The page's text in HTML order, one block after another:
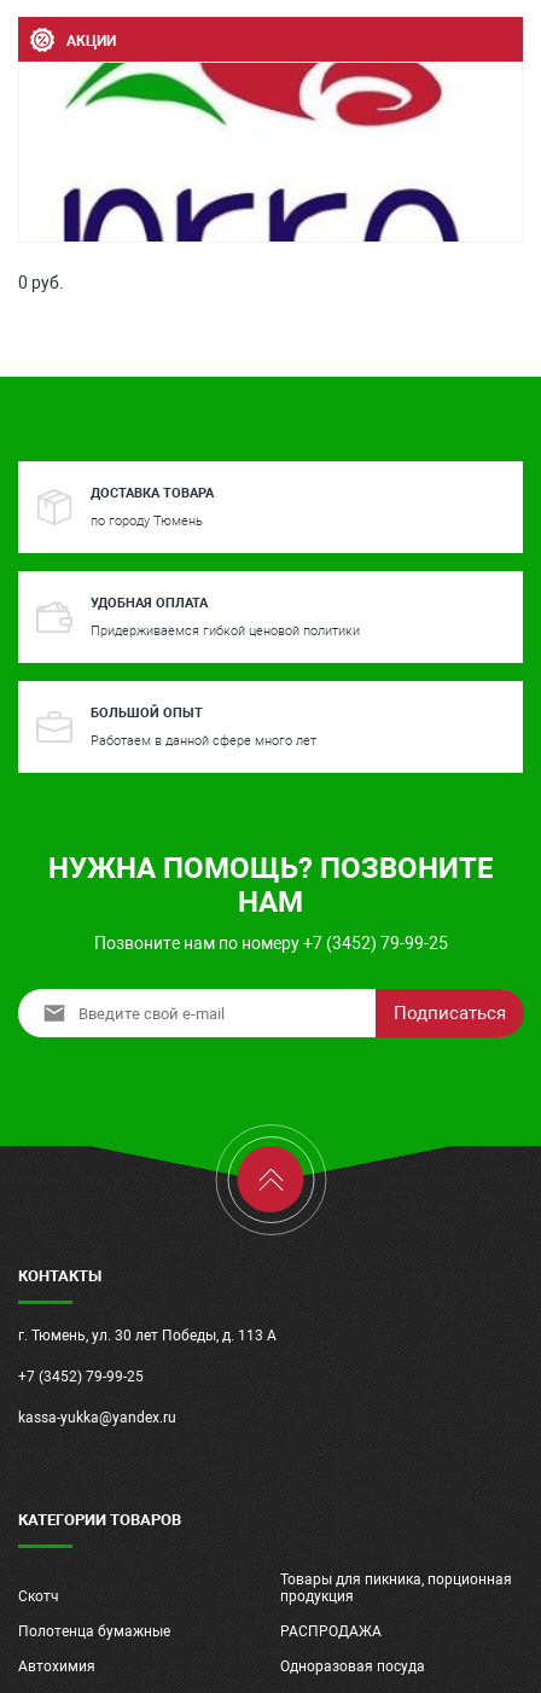
АКЦИИ
0 руб.
ДОСТАВКА ТОВАРА
по городу Тюмень
УДОБНАЯ ОПЛАТА
Придерживаемся гибкой ценовой политики
БОЛЬШОЙ ОПЫТ
Работаем в данной сфере много лет
НУЖНА ПОМОЩЬ? ПОЗВОНИТЕ
НАМ
Позвоните нам по номеру +7 (3452) 79-99-25
Подписаться
КОНТАКТЫ
г. Тюмень, ул. 30 лет Победы, д. 113 А
+7 (3452) 79-99-25
kassa-yukka@yandex.ru
КАТЕГОРИИ ТОВАРОВ
Скотч
Товары для пикника, порционная
продукция
Полотенца бумажные РАСПРОДАЖА
Автохимия Одноразовая посуда